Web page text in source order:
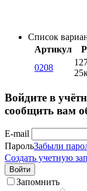
Список
Артикул
0208
Войдите в
сообщить вам
E-mail
ПарольЗабыли
Создать учетную
Войти
Запомнить